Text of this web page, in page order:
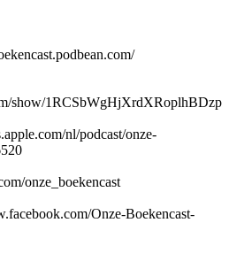
show/1RCSbWgHjXrdXRoplhBDzp
nl/podcast/onze-
onze_boekencast
Onze-Boekencast-